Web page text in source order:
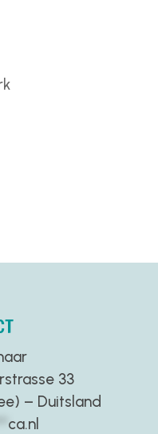
33
– Duitsland
ca.nl